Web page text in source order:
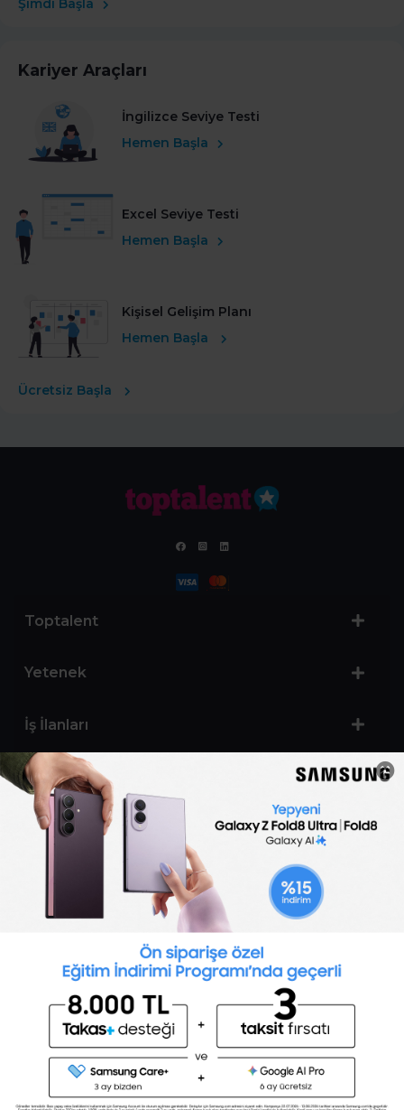
Şimdi Başla
Kariyer Araçları
İngilizce Seviye Testi
Hemen Başla
Excel Seviye Testi
Hemen Başla
Kişisel Gelişim Planı
Hemen Başla
Ücretsiz Başla
Toptalent
Yetenek
İş İlanları
Sertifika Programları
Yetenek Testleri
Toptalent Marka ve İnsan Kaynakları Danışmanlığı Limited Şirketi Özel İstihdam Bürosu
Olarak 11 / 11 / 2024 - 10 / 11 / 2027 tarihleri arasında faaliyette bulunmak üzere, Türkiye İş
Kurumu tarafından 05.11.2024 tarih ve 16998526 sayılı karar uyarınca 1251 nolu belge ile faaliyet
göstermektedir.Toptalent İş İlanları için tıklayın. 4904 sayılı kanun uyarınca iş arayanlardan
ücret alınmayacak ve menfaat temin edilmeyecektir.
Türkiye İş Kurumu İstanbul İl Müdürlüğü: 0 212 249 29 87 | Türkiye iş Kurumu İstanbul Çalışma
ve İş Kurumu Bahçelievler Hizmet Merkezi